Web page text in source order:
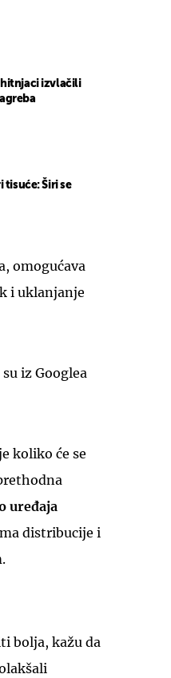
hitnjaci izvlačili
tisuće: Širi se
omogućava
i uklanjanje
iz Googlea
koliko će se
uređaja
distribucije i
bolja, kažu da